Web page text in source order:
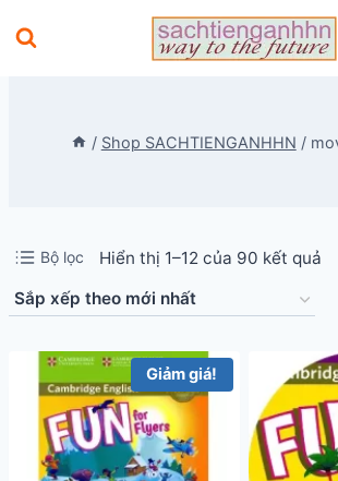
to
/ Shop SACHTIENGANHHN /
Bộ lọc Hiển thị 1–12 của 90 kết quảĐã
Giảm giá!